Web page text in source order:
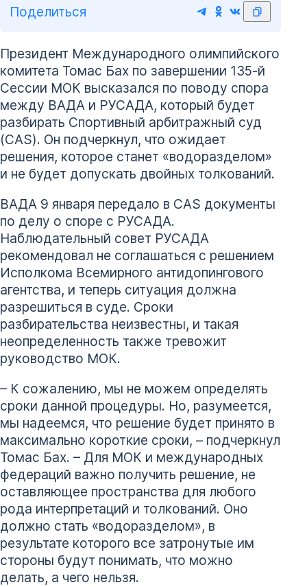
Поделиться
Президент Международного олимпийского
комитета Томас Бах по завершении 135-й
Сессии МОК высказался по поводу спора
между ВАДА и РУСАДА, который будет
разбирать Спортивный арбитражный суд
(CAS). Он подчеркнул, что ожидает
решения, которое станет «водоразделом»
и не будет допускать двойных толкований.
ВАДА 9 января передало в CAS документы
по делу о споре с РУСАДА.
Наблюдательный совет РУСАДА
рекомендовал не соглашаться с решением
Исполкома Всемирного антидопингового
агентства, и теперь ситуация должна
разрешиться в суде. Сроки
разбирательства неизвестны, и такая
неопределенность также тревожит
руководство МОК.
– К сожалению, мы не можем определять
сроки данной процедуры. Но, разумеется,
мы надеемся, что решение будет принято в
максимально короткие сроки, – подчеркнул
Томас Бах. – Для МОК и международных
федераций важно получить решение, не
оставляющее пространства для любого
рода интерпретаций и толкований. Оно
должно стать «водоразделом», в
результате которого все затронутые им
стороны будут понимать, что можно
делать, а чего нельзя.